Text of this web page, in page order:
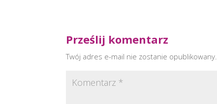
Prześlij komentarz
Twój adres e-mail nie zostanie opublikowany.